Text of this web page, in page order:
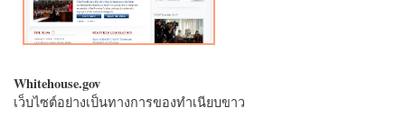
Whitehouse.gov
เว็บไซต์อย่างเป็นทางการของทำเนียบขาว